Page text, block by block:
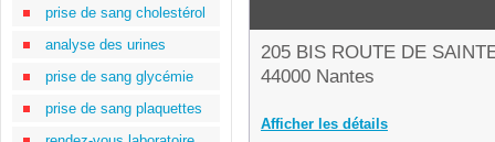
prise de sang cholestérol
analyse des urines
prise de sang glycémie
prise de sang plaquettes
205 BIS ROUTE DE
44000 Nantes
Afficher les détails